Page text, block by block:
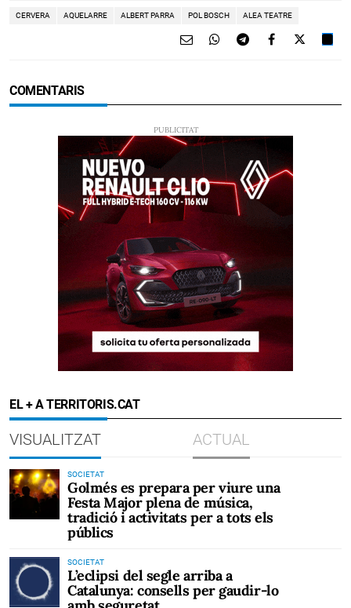
CERVERA AQUELARRE ALBERT PARRA POL BOSCH ALEA TEATRE
COMENTARIS
EL + A TERRITORIS.CAT
VISUALITZAT ACTUAL
SOCIETAT
Golmés es prepara per viure una
Festa Major plena de música,
tradició i activitats per a tots els
públics
SOCIETAT
L’eclipsi del segle arriba a
Catalunya: consells per gaudir-lo